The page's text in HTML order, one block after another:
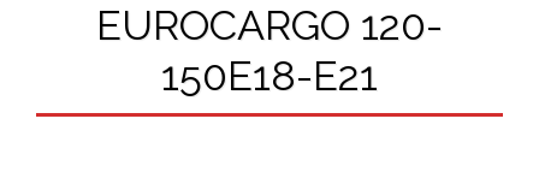
EUROCARGO 120-
150E18-E21